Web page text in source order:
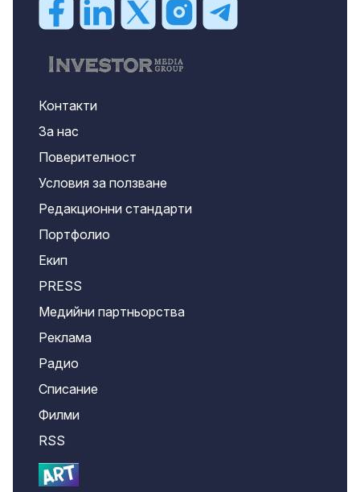
Контакти
За нас
Поверителност
Условия за ползване
Редакционни стандарти
Портфолио
Екип
PRESS
Медийни партньорства
Реклама
Радио
Списание
Филми
RSS